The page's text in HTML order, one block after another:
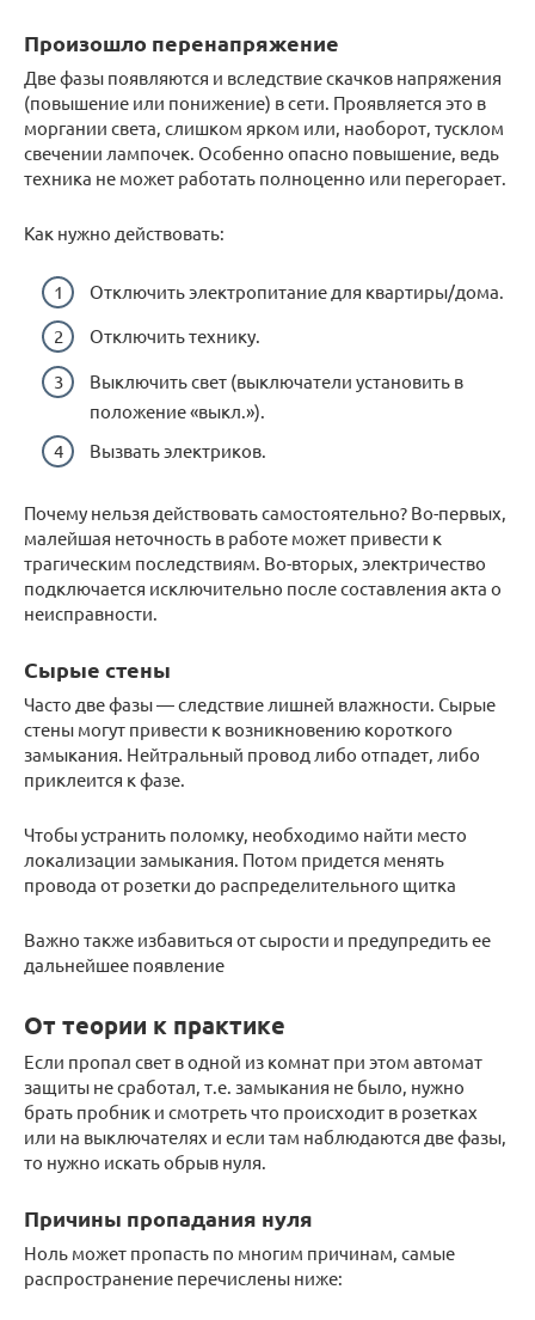
Произошло перенапряжение
Две фазы появляются и вследствие скачков напряжения
(повышение или понижение) в сети. Проявляется это в
моргании света, слишком ярком или, наоборот, тусклом
свечении лампочек. Особенно опасно повышение, ведь
техника не может работать полноценно или перегорает.
Как нужно действовать:
Отключить электропитание для квартиры/дома.
Отключить технику.
Выключить свет (выключатели установить в
положение «выкл.»).
Вызвать электриков.
Почему нельзя действовать самостоятельно? Во-первых,
малейшая неточность в работе может привести к
трагическим последствиям. Во-вторых, электричество
подключается исключительно после составления акта о
неисправности.
Сырые стены
Часто две фазы — следствие лишней влажности. Сырые
стены могут привести к возникновению короткого
замыкания. Нейтральный провод либо отпадет, либо
приклеится к фазе.
Чтобы устранить поломку, необходимо найти место
локализации замыкания. Потом придется менять
провода от розетки до распределительного щитка
Важно также избавиться от сырости и предупредить ее
дальнейшее появление
От теории к практике
Если пропал свет в одной из комнат при этом автомат
защиты не сработал, т.е. замыкания не было, нужно
брать пробник и смотреть что происходит в розетках
или на выключателях и если там наблюдаются две фазы,
то нужно искать обрыв нуля.
Причины пропадания нуля
Ноль может пропасть по многим причинам, самые
распространение перечислены ниже: